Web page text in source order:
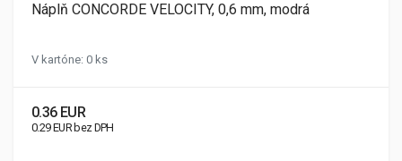
Náplň CONCORDE VELOCITY, 0,6 mm, modrá
V kartóne: 0 ks
0.36 EUR
0.29 EUR bez DPH